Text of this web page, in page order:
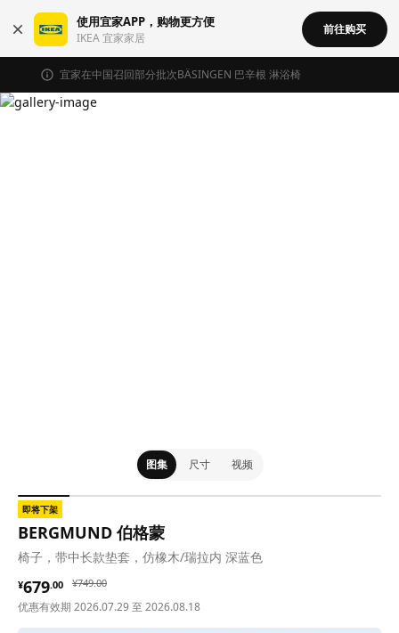
使用宜家APP，购物更方便
IKEA 宜家家居
前往购买
宜家在中国召回部分批次BÄSINGEN 巴辛根 淋浴椅
图集 尺寸 视频
即将下架
BERGMUND 伯格蒙
椅子，带中长款垫套，仿橡木/瑞拉内 深蓝色
¥749.00
¥ 749.00
¥679.00
¥ 679.00
优惠有效期 2026.07.29 至 2026.08.18